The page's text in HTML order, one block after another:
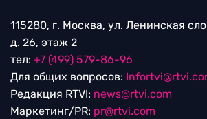
115280, г. Москва, ул. Ленинская
д. 26, этаж 2
тел: +7 (499) 579-86-96
Для общих вопросов:
Редакция RTVI: news@rtvi.com
Маркетинг/PR: pr@rtvi.com